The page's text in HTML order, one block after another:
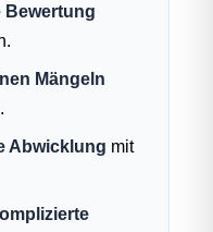
Bewertung
Mängeln
Abwicklung mit